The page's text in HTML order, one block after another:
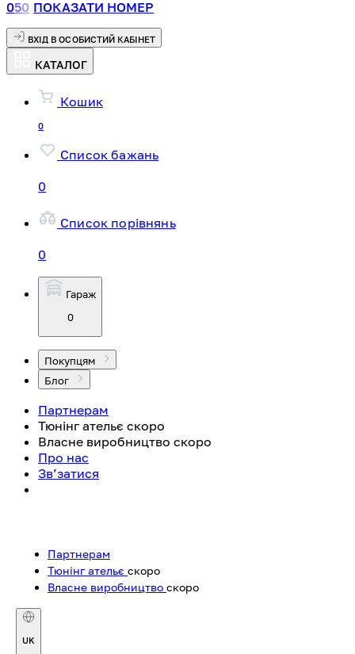
050 ПОКАЗАТИ НОМЕР
ВХІД В ОСОБИСТИЙ КАБІНЕТ
КАТАЛОГ
Кошик
0
Список бажань
0
Список порівнянь
0
Гараж
0
Покупцям
Блог
Партнерам
Тюнінг ательє скоро
Власне виробництво скоро
Про нас
Зв’затися
Партнерам
Тюнінг ательє скоро
Власне виробництво скоро
UK